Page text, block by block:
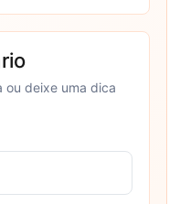
ou deixe uma dica